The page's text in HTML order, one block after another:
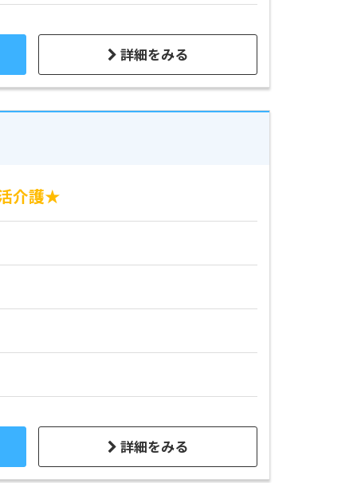
詳細をみる
介護★
詳細をみる